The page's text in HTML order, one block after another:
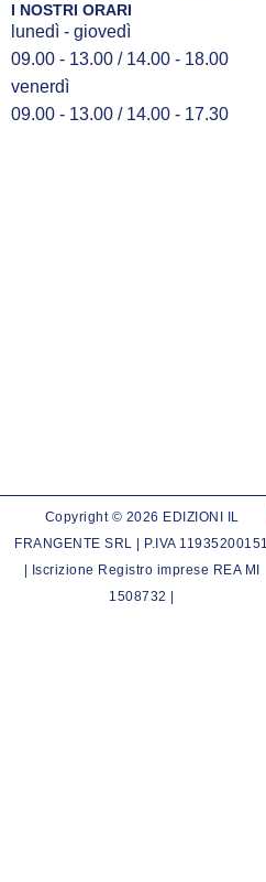
I NOSTRI ORARI
lunedì - giovedì
09.00 - 13.00 / 14.00 - 18.00
venerdì
09.00 - 13.00 / 14.00 - 17.30
Copyright © 2026 EDIZIONI IL
FRANGENTE SRL | P.IVA 11935200151
| Iscrizione Registro imprese REA MI
1508732 |